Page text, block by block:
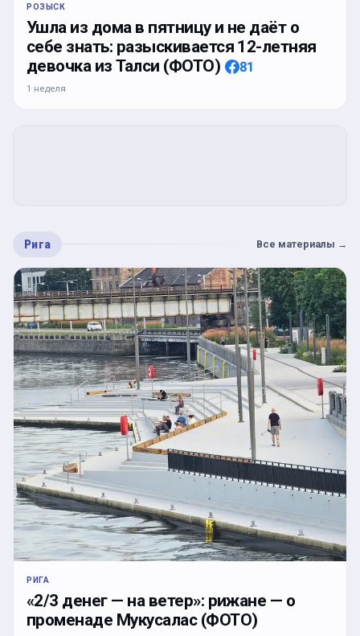
РОЗЫСК
Ушла из дома в пятницу и не даёт о
себе знать: разыскивается 12-летняя
девочка из Талси (ФОТО)
81
1 неделя
Рига Все материалы →
РИГА
«2/3 денег — на ветер»: рижане — о
променаде Мукусалас (ФОТО)